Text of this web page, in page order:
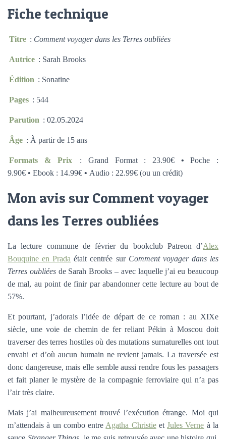
Fiche technique
Titre : Comment voyager dans les Terres oubliées
Autrice : Sarah Brooks
Édition : Sonatine
Pages : 544
Parution : 02.05.2024
Âge : À partir de 15 ans
Formats & Prix : Grand Format : 23.90€ • Poche :
9.90€ • Ebook : 14.99€ • Audio : 22.99€ (ou un crédit)
Mon avis sur Comment voyager
dans les Terres oubliées
La lecture commune de février du bookclub Patreon d’Alex
Bouquine en Prada était centrée sur Comment voyager dans les
Terres oubliéesde Sarah Brooks – avec laquelle j’ai eu beaucoup
de mal, au point de finir par abandonner cette lecture au bout de
57%.
Et pourtant, j’adorais l’idée de départ de ce roman : au XIXe
siècle, une voie de chemin de fer reliant Pékin à Moscou doit
traverser des terres hostiles où des mutations surnaturelles ont tout
envahi et d’où aucun humain ne revient jamais. La traversée est
donc dangereuse, mais elle semble aussi rendre fous les passagers
et fait planer le mystère de la compagnie ferroviaire qui n’a pas
l’air très claire.
Mais j’ai malheureusement trouvé l’exécution étrange. Moi qui
m’attendais à un combo entre Agatha ChristieetJules Verne à la